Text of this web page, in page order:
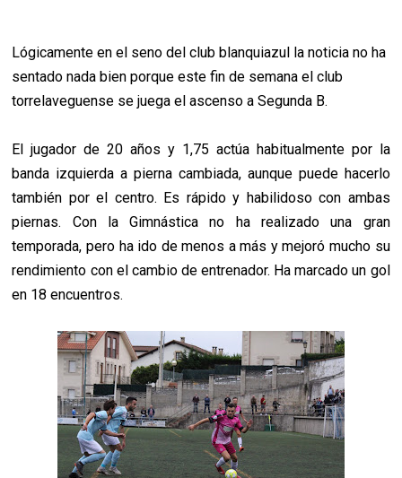
Lógicamente en el seno del club blanquiazul la noticia no ha
sentado nada bien porque este fin de semana el club
torrelaveguense se juega el ascenso a Segunda B.
El jugador de 20 años y 1,75 actúa habitualmente por la
banda izquierda a pierna cambiada, aunque puede hacerlo
también por el centro. Es rápido y habilidoso con ambas
piernas. Con la Gimnástica no ha realizado una gran
temporada, pero ha ido de menos a más y mejoró mucho su
rendimiento con el cambio de entrenador. Ha marcado un gol
en 18 encuentros.